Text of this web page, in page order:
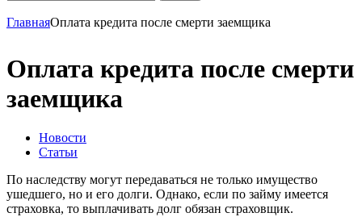
ГлавнаяОплата кредита после смерти заемщика
Оплата кредита после смерти
заемщика
Новости
Статьи
По наследству могут передаваться не только имущество
ушедшего, но и его долги. Однако, если по займу имеется
страховка, то выплачивать долг обязан страховщик.